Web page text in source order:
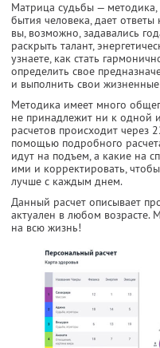
Матрица судьбы — методика,
бытия человека, дает
вы, возможно, задавались
раскрыть талант,
узнаете, как стать
определить свое
и выполнить свои
Методика имеет много
не принадлежит ни к одной
расчетов происходит через
помощью подробного
идут на подъем, а какие на
ими и корректировать,
лучше с каждым днем.
Данный расчет описывает
актуален в любом возрасте.
на всю жизнь!